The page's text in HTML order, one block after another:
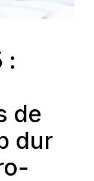
:
de
dur